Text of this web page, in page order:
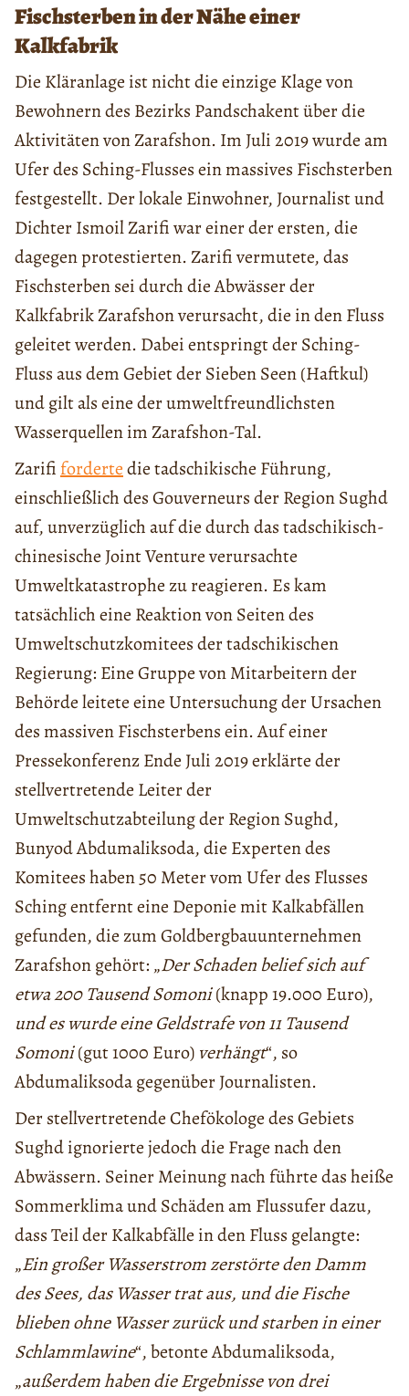
Fischsterben in der Nähe einer
Kalkfabrik
Die Kläranlage ist nicht die einzige Klage von
Bewohnern des Bezirks Pandschakent über die
Aktivitäten von Zarafshon. Im Juli 2019 wurde am
Ufer des Sching-Flusses ein massives Fischsterben
festgestellt. Der lokale Einwohner, Journalist und
Dichter Ismoil Zarifi war einer der ersten, die
dagegen protestierten. Zarifi vermutete, das
Fischsterben sei durch die Abwässer der
Kalkfabrik Zarafshon verursacht, die in den Fluss
geleitet werden. Dabei entspringt der Sching-
Fluss aus dem Gebiet der Sieben Seen (Haftkul)
und gilt als eine der umweltfreundlichsten
Wasserquellen im Zarafshon-Tal.
Zarifi fordertedie tadschikische Führung,
einschließlich des Gouverneurs der Region Sughd
auf, unverzüglich auf die durch das tadschikisch-
chinesische Joint Venture verursachte
Umweltkatastrophe zu reagieren. Es kam
tatsächlich eine Reaktion von Seiten des
Umweltschutzkomitees der tadschikischen
Regierung: Eine Gruppe von Mitarbeitern der
Behörde leitete eine Untersuchung der Ursachen
des massiven Fischsterbens ein. Auf einer
Pressekonferenz Ende Juli 2019 erklärte der
stellvertretende Leiter der
Umweltschutzabteilung der Region Sughd,
Bunyod Abdumaliksoda, die Experten des
Komitees haben 50 Meter vom Ufer des Flusses
Sching entfernt eine Deponie mit Kalkabfällen
gefunden, die zum Goldbergbauunternehmen
Zarafshon gehört: „Der Schaden belief sich auf
etwa 200 Tausend Somoni(knapp 19.000 Euro),
und es wurde eine Geldstrafe von 11 Tausend
Somoni(gut 1000 Euro) verhängt“, so
Abdumaliksoda gegenüber Journalisten.
Der stellvertretende Chefökologe des Gebiets
Sughd ignorierte jedoch die Frage nach den
Abwässern. Seiner Meinung nach führte das heiße
Sommerklima und Schäden am Flussufer dazu,
dass Teil der Kalkabfälle in den Fluss gelangte:
„Ein großer Wasserstrom zerstörte den Damm
des Sees, das Wasser trat aus, und die Fische
blieben ohne Wasser zurück und starben in einer
Schlammlawine“, betonte Abdumaliksoda,
„außerdem haben die Ergebnisse von drei